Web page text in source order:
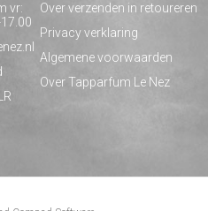
vr:
Over verzenden in retoureren
Privacy verklaring
Algemene voorwaarden
Over Tapparfum Le Nez